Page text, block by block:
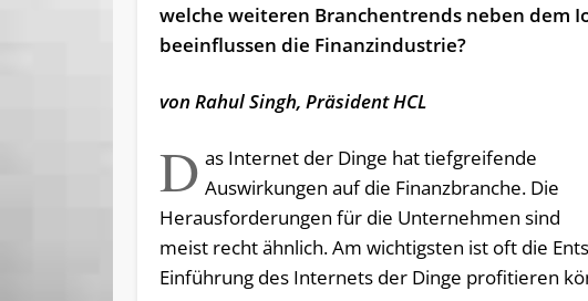
welche weiteren Branchentrends neben dem
beeinflussen die Finanzindustrie?
von Rahul Singh, Präsident HCL
D as Internet der Dinge hat tiefgreifende
Auswirkungen auf die Finanzbranche. Die
Herausforderungen für die Unternehmen sind
meist recht ähnlich. Am wichtigsten ist oft die
Einführung des Internets der Dinge profitieren